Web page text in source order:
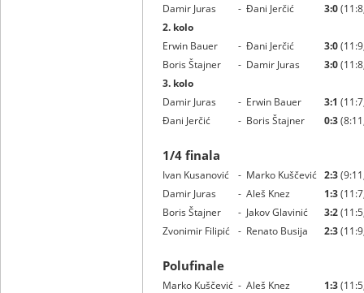
Damir Juras
- Đani Jerčić 3:0
2. kolo
Erwin Bauer
- Đani Jerčić 3:0
Boris Štajner
- Damir Juras 3:0
3. kolo
Damir Juras
- Erwin Bauer 3:1
Đani Jerčić
- Boris Štajner 0:3
1/4 finala
Ivan Kusanović - Marko Kuščević 2:3
Damir Juras
- Aleš Knez 1:3
Boris Štajner
- Jakov Glavinić 3:2
Zvonimir Filipić - Renato Busija 2:3
Polufinale
Marko Kuščević - Aleš Knez 1:3